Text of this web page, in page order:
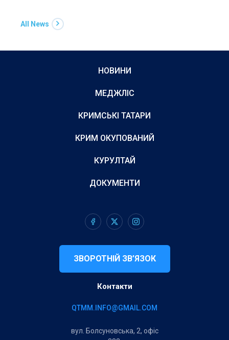
All News
НОВИНИ
МЕДЖЛІС
КРИМСЬКІ ТАТАРИ
КРИМ ОКУПОВАНИЙ
КУРУЛТАЙ
ДОКУМЕНТИ
ЗВОРОТНІЙ ЗВ’ЯЗОК
Контакти
QTMM.INFO@GMAIL.COM
вул. Болсуновська, 2, офіс